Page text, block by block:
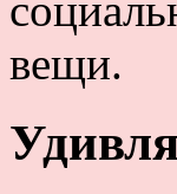
вещи.